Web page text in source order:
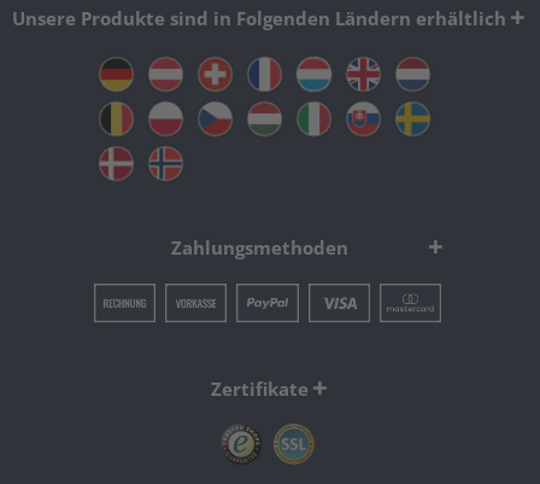
Unsere Produkte sind in Folgenden Ländern erhältlich
Zahlungsmethoden
Zertifikate